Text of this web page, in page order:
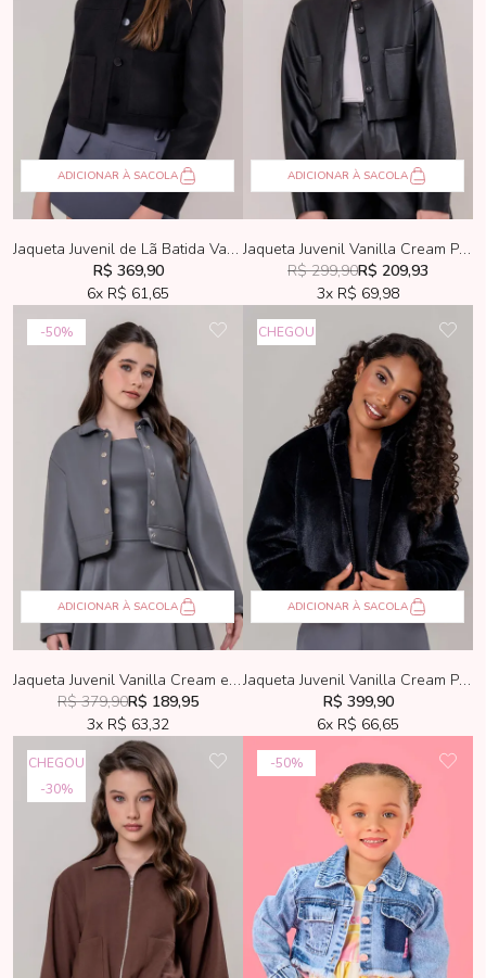
ADICIONAR À SACOLA
Jaqueta Juvenil de Lã Batida Vanilla Cream Preta
R$ 369,90
6x R$ 61,65
ADICIONAR À SACOLA
Jaqueta Juvenil Vanilla Cream PU Preta
R$ 299,90R$ 209,93
3x R$ 69,98
50%
ADICIONAR À SACOLA
Jaqueta Juvenil Vanilla Cream em PU Cinza
R$ 379,90R$ 189,95
3x R$ 63,32
CHEGOU
ADICIONAR À SACOLA
Jaqueta Juvenil Vanilla Cream Pele Sintética Preta
R$ 399,90
6x R$ 66,65
30%
CHEGOU 50%